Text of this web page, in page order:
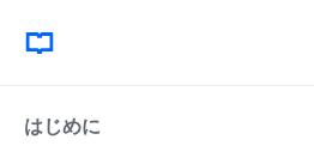
はじめに